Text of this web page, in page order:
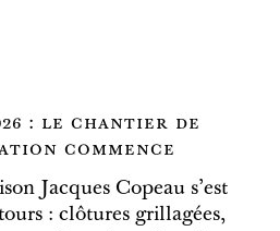
: le chantier de
commence
Jacques Copeau s'est
: clôtures grillagées,